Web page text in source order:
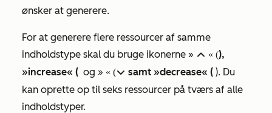
ønsker at generere.
For at generere flere ressourcer af samme
indholdstype skal du bruge ikonerne » up « (),
»increase« ( og » « (down samt »decrease« ( ). Du
kan oprette op til seks ressourcer på tværs af alle
indholdstyper.